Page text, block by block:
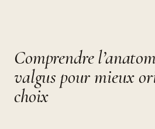
Comprendre
valgus pour mieux
choix